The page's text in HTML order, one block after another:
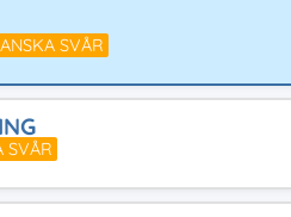
SVÅR
SVÅR